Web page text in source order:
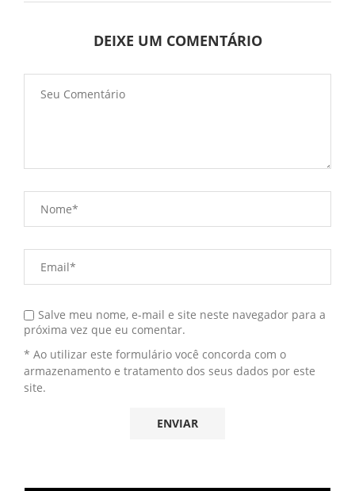
DEIXE UM COMENTÁRIO
Salve meu nome, e-mail e site neste navegador para a
próxima vez que eu comentar.
* Ao utilizar este formulário você concorda com o
armazenamento e tratamento dos seus dados por este
site.